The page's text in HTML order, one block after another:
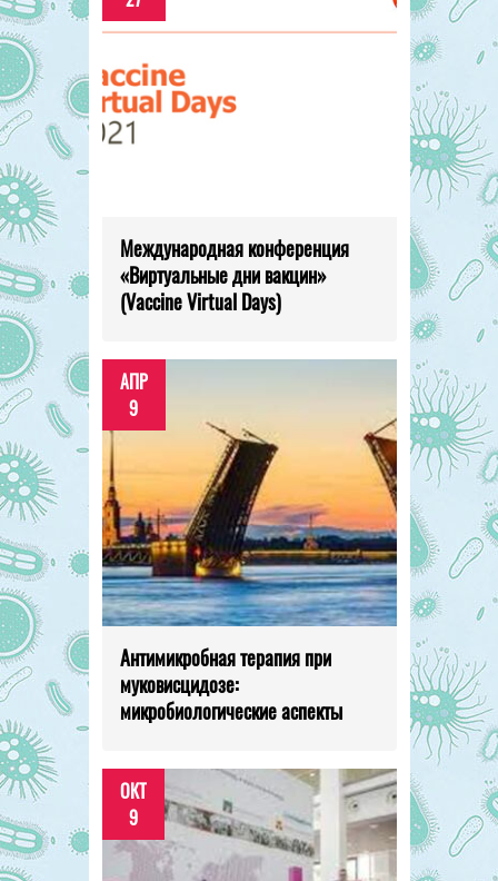
Международная конференция
«Виртуальные дни вакцин»
(Vaccine Virtual Days)
АПР
9
Антимикробная терапия при
муковисцидозе:
микробиологические аспекты
ОКТ
9